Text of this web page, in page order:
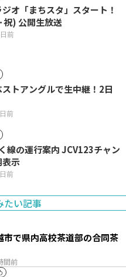
オ「まちスタ」スタート！
祝) 公開生放送
前
トアングルで生中継！2日
前
案内 JCV123チャン
表示
前
たい記事
間前
市で県内高校茶道部の合同茶